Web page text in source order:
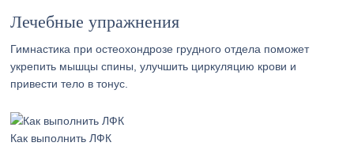
Лечебные упражнения
Гимнастика при остеохондрозе грудного отдела поможет
укрепить мышцы спины, улучшить циркуляцию крови и
привести тело в тонус.
Как выполнить ЛФК